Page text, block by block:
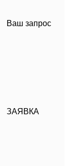
Ваш запрос
ЗАЯВКА